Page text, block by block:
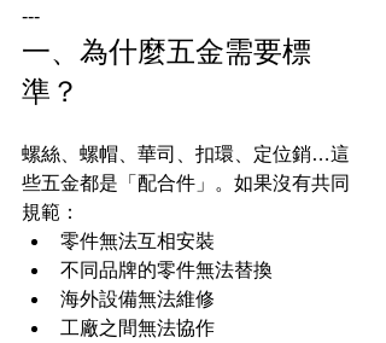
---
一、為什麼五金需要標
準？
螺絲、螺帽、華司、扣環、定位銷…這
些五金都是「配合件」。如果沒有共同
規範：
零件無法互相安裝
不同品牌的零件無法替換
海外設備無法維修
工廠之間無法協作